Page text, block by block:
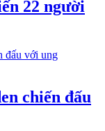
22 người
chiến đấu